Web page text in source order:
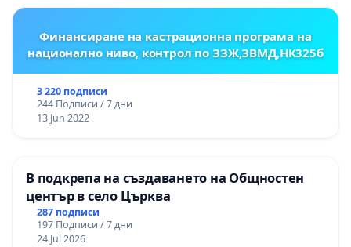
Финансиране на кастрационна програма на
национално ниво, контрол по ЗЗЖ,ЗВМД,НК325б
3 220 подписи
244 Подписи / 7 дни
13 Jun 2022
В подкрепа на създаването на Общностен
център в село Църква
287 подписи
197 Подписи / 7 дни
24 Jul 2026